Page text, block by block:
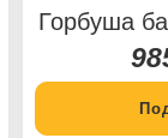
Горбуша